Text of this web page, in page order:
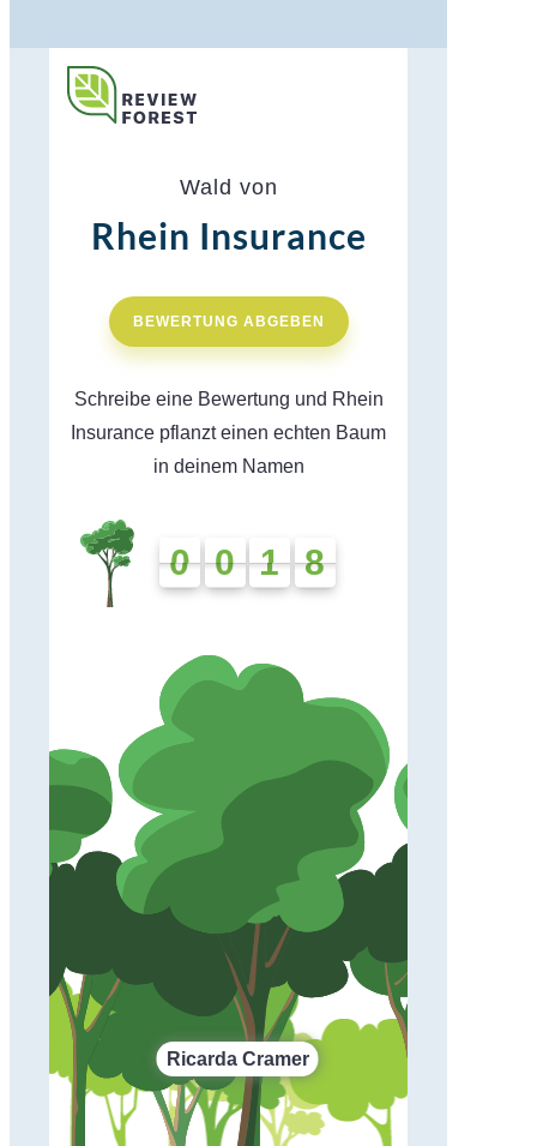
Wald von
Rhein Insurance
BEWERTUNG ABGEBEN
Schreibe eine Bewertung und Rhein
Insurance pflanzt einen echten Baum
in deinem Namen
0
0 0
0 1
0
1 8
7
8